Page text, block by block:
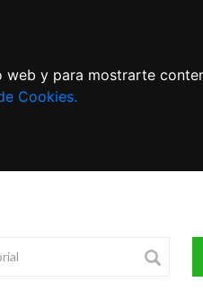
y para mostrarte
Cookies.